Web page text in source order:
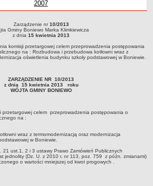
Przestrzennego
Boniewo
Przestrzennego wybranych
preferencyjnego paliwa stałego
Marek
Klimkiewicz
Marek
2007
Klimkiewicz
Gminy Boniewo Marka Klimkiewiczaz dnia 15
sprawie powołania komisji przetargowej celem
kotłowni wraz z termomodernizacją oraz modernizacja
podstawowej w Boniewie.
Zarządzenie nr10/2013
Gminy Boniewo Marka Klimkiewicza
z dnia 15 kwietnia 2013
komisji przetargowej celem przeprowadzenia postępowania
na : Rozbudowa i przebudowa kotłowni wraz z
oświetlenia budynku szkoły podstawowej w Boniewie.
ZARZĄDZENIE NR 10/2013
z dnia 15 kwietnia 2013 roku
WÓJTA GMINY BONIEWO
przetargowej celem przeprowadzenia postępowania o
na :
wraz z termomodernizacją oraz modernizacja
w Boniewie.
ust.1, 2 i 3 ustawy Prawo Zamówień Publicznych
jednolity (Dz. U. z 2010 r. nr 113, poz. 759 z późn. zmianami)
o wartości mniejszej od kwot progowych .